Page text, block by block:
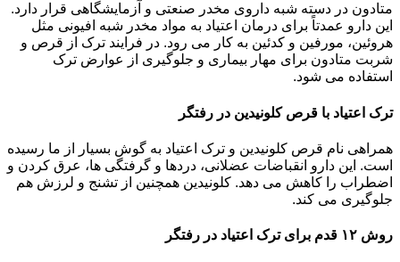
متادون در دسته شبه داروی مخدر صنعتی و آزمایشگاهی قرار دارد.
این دارو عمدتاً برای درمان اعتیاد به مواد مخدر شبه افیونی مثل
هروئین، مورفین و کدئین به کار می رود. در فرایند ترک از قرص و
شربت متادون برای مهار بیماری و جلوگیری از عوارض ترک
استفاده می شود.
ترک اعتیاد با قرص کلونیدین در رفتگر
همراهی نام قرص کلونیدین و ترک اعتیاد به گوش بسیار از ما رسیده
است. این دارو انقباضات عضلانی، دردها و گرفتگی ها، عرق کردن و
اضطراب را کاهش می دهد. کلونیدین همچنین از تشنج و لرزش هم
جلوگیری می کند.
روش ۱۲ قدم برای ترک اعتیاد در رفتگر